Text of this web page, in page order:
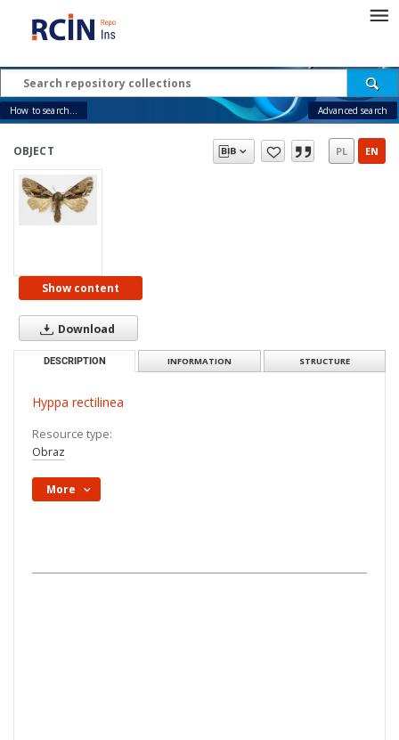
How to search... Advanced search
OBJECT PL EN
Show content
Download
DESCRIPTION INFORMATION STRUCTURE
Hyppa rectilinea
Resource type:
Obraz
More